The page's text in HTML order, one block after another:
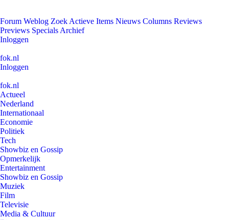
Forum Weblog Zoek Actieve Items Nieuws Columns Reviews
Previews Specials Archief
Inloggen
fok.nl
Inloggen
fok.nl
Actueel
Nederland
Internationaal
Economie
Politiek
Tech
Showbiz en Gossip
Opmerkelijk
Entertainment
Showbiz en Gossip
Muziek
Film
Televisie
Media & Cultuur